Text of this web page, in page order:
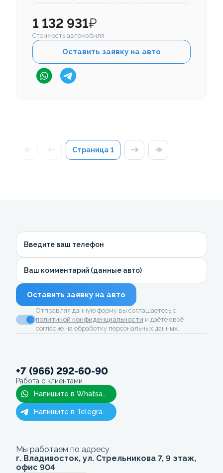
1 132 931₽
Стоимость автомобиля
Оставить заявку на авто
Страница 1
Введите ваш телефон
Ваш комментарий (данные авто)
Оставить заявку на авто
Отправляя данную форму вы соглашаетесь с
политикой конфиденциальности и даёте своё
согласие на обработку персональных данных.
+7 (966) 292-60-90
Работа с клиентами
Напишите в Whatsapp
Напишите в Telegram
Мы работаем по адресу
г. Владивосток, ул. Стрельникова 7, 9 этаж,
офис 904